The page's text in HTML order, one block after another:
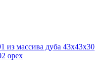
из массива дуба 43х43х30
орех